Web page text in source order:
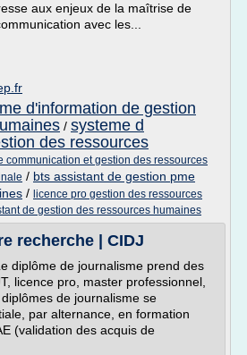
aux enjeux de la maîtrise de
avec les...
d'information de gestion
/ systeme d
des ressources
communication et gestion des ressources
/ bts assistant de gestion pme
/ licence pro gestion des ressources
de gestion des ressources humaines
recherche | CIDJ
diplôme de journalisme prend des
licence pro, master professionnel,
de journalisme se
par alternance, en formation
(validation des acquis de